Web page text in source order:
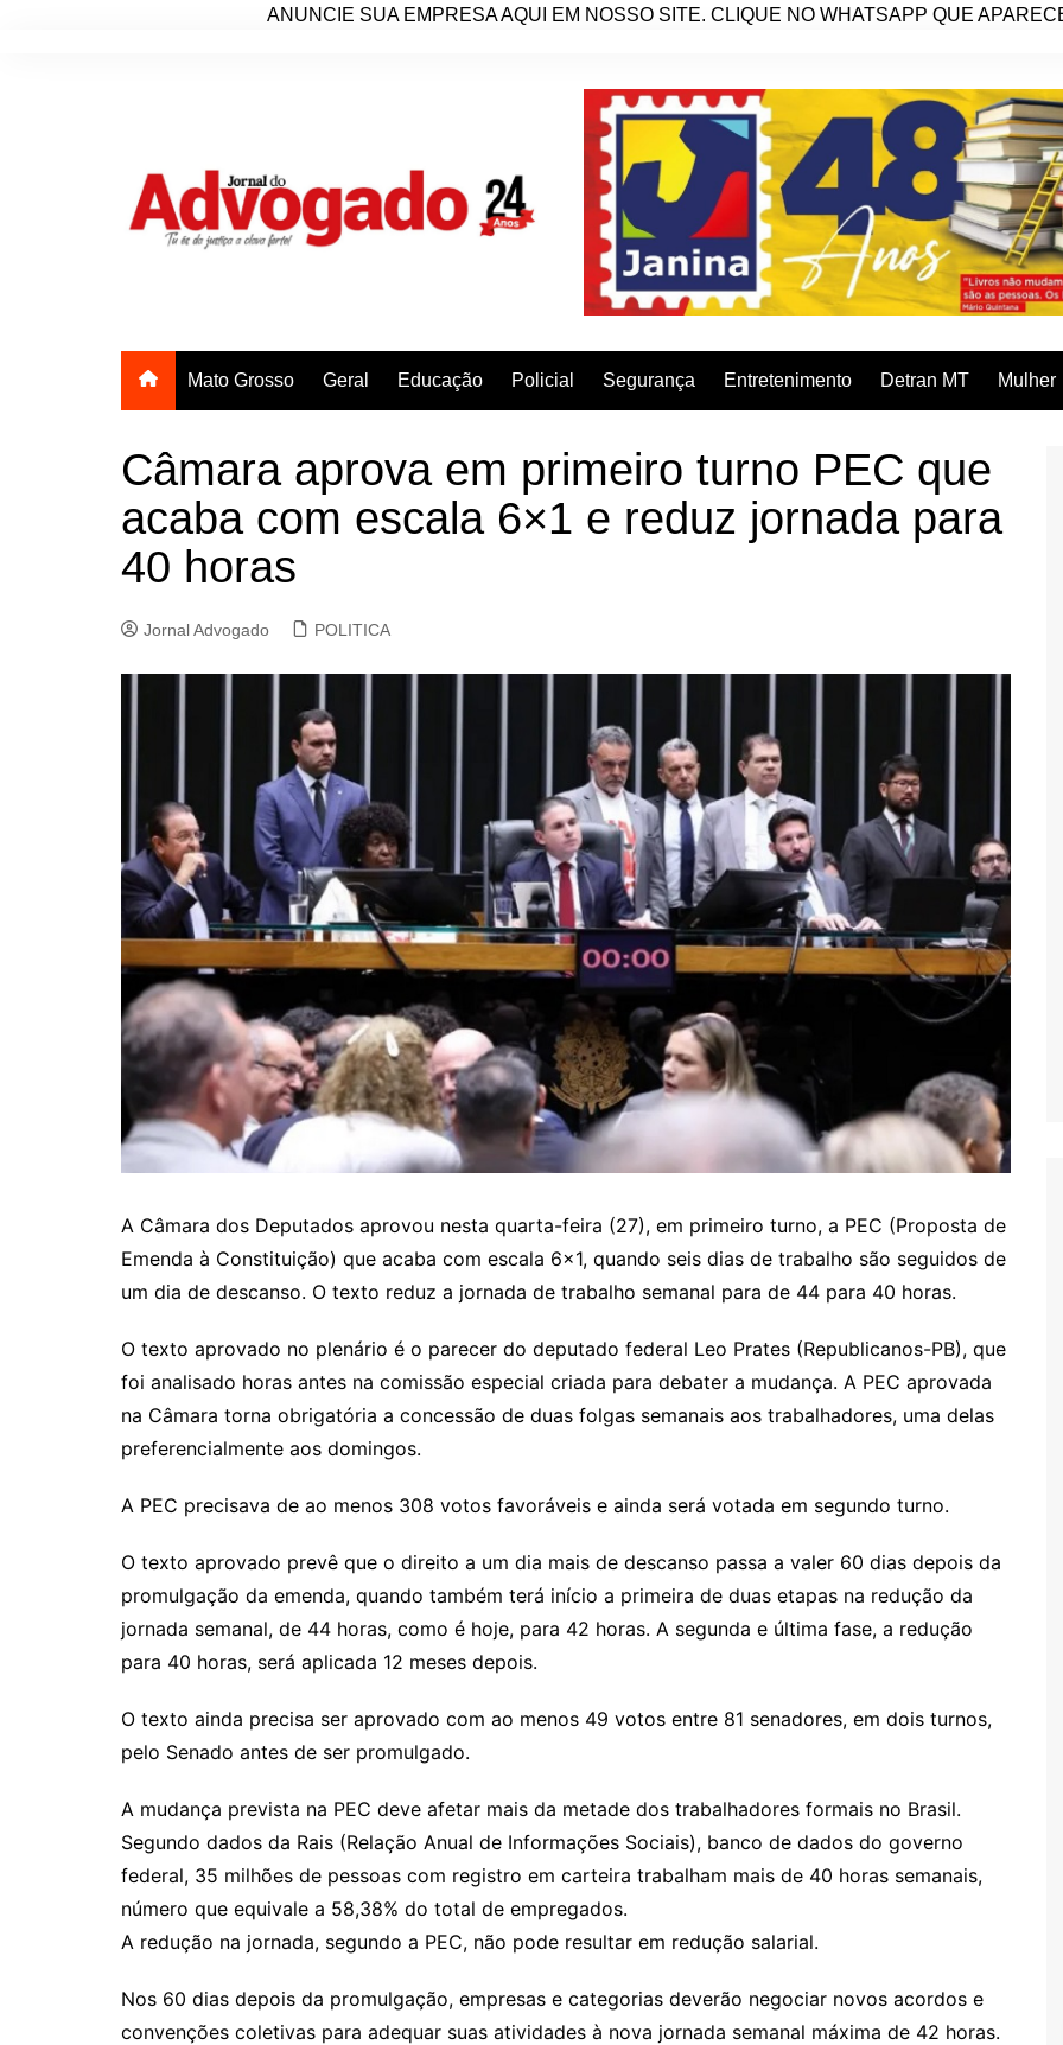
ANUNCIE SUA EMPRESA AQUI EM NOSSO SITE. CLIQUE NO WHATSAPP QUE
Mato Grosso Geral Educação Policial Segurança Entretenimento Detran MT Mulher
Câmara aprova em primeiro turno PEC que
acaba com escala 6×1 e reduz jornada para
40 horas
Jornal Advogado POLITICA
A Câmara dos Deputados aprovou nesta quarta-feira (27), em primeiro turno, a PEC (Proposta de
Emenda à Constituição) que acaba com escala 6×1, quando seis dias de trabalho são seguidos de
um dia de descanso. O texto reduz a jornada de trabalho semanal para de 44 para 40 horas.
O texto aprovado no plenário é o parecer do deputado federal Leo Prates (Republicanos-PB), que
foi analisado horas antes na comissão especial criada para debater a mudança. A PEC aprovada
na Câmara torna obrigatória a concessão de duas folgas semanais aos trabalhadores, uma delas
preferencialmente aos domingos.
A PEC precisava de ao menos 308 votos favoráveis e ainda será votada em segundo turno.
O texto aprovado prevê que o direito a um dia mais de descanso passa a valer 60 dias depois da
promulgação da emenda, quando também terá início a primeira de duas etapas na redução da
jornada semanal, de 44 horas, como é hoje, para 42 horas. A segunda e última fase, a redução
para 40 horas, será aplicada 12 meses depois.
O texto ainda precisa ser aprovado com ao menos 49 votos entre 81 senadores, em dois turnos,
pelo Senado antes de ser promulgado.
A mudança prevista na PEC deve afetar mais da metade dos trabalhadores formais no Brasil.
Segundo dados da Rais (Relação Anual de Informações Sociais), banco de dados do governo
federal, 35 milhões de pessoas com registro em carteira trabalham mais de 40 horas semanais,
número que equivale a 58,38% do total de empregados.
A redução na jornada, segundo a PEC, não pode resultar em redução salarial.
Nos 60 dias depois da promulgação, empresas e categorias deverão negociar novos acordos e
convenções coletivas para adequar suas atividades à nova jornada semanal máxima de 42 horas.